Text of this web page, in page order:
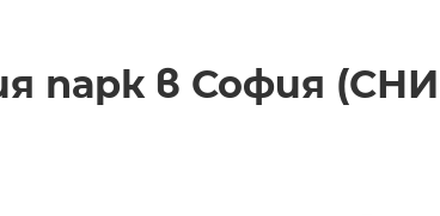
парк в София